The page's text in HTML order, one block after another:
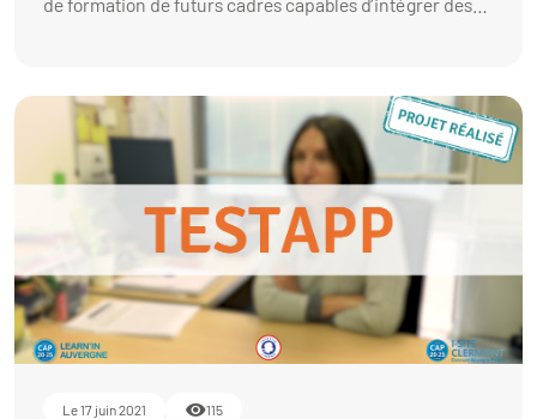
nombreuses critiques sociétales. Ce Master s’inscrit
dans la mention Gestion des Territoires et
Développement Local. D’envergure européenne
(formation dispensée en anglais), il vise l’acquisition de
compétences éthiques et philosophiques pour un
public possédant surtout des bases techniques.
Le 17 juin 2021 115